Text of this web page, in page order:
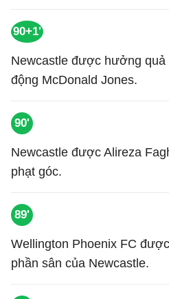
90+1'
Newcastle được hưởng quả
động McDonald Jones.
90'
Newcastle được Alireza
phạt góc.
89'
Wellington Phoenix FC
phần sân của Newcastle.